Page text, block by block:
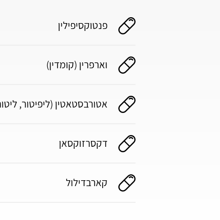
פנטוקסיפילין
וארפרין (קומדין)
אטורבסטאטין (ליפיטור,
דקסרזוקסאן
קארבדילול